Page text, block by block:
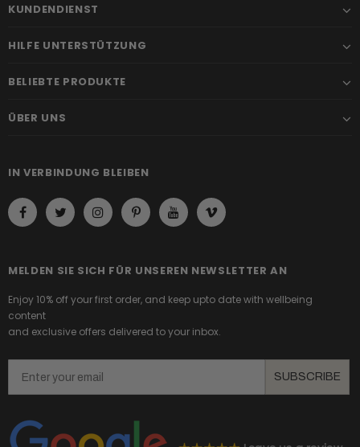
KUNDENDIENST
HILFE UNTERSTÜTZUNG
BELIEBTE PRODUKTE
ÜBER UNS
IN VERBINDUNG BLEIBEN
MELDEN SIE SICH FÜR UNSEREN NEWSLETTER AN
Enjoy 10% off your first order, and keep upto date with wellbeing
content
and exclusive offers delivered to your inbox.
SUBSCRIBE